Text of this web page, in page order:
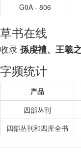
G0A - 806
草书在线
收录孫虔禮、王羲之
字频统计
产品
四部丛刊
四部丛刊和四库全书